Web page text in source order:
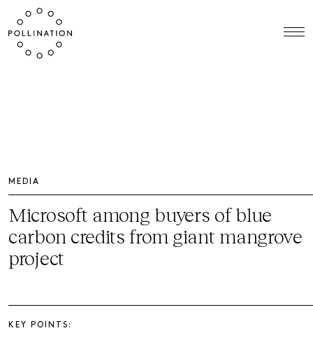
MEDIA
Microsoft among buyers of blue
carbon credits from giant mangrove
project
KEY POINTS: